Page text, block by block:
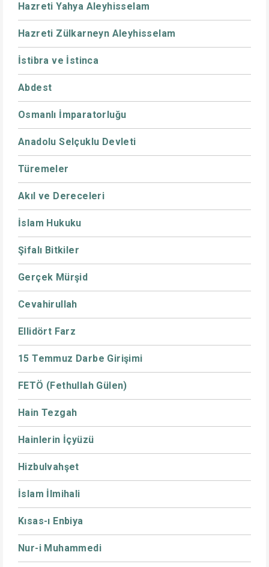
Hazreti Yahya Aleyhisselam
Hazreti Zülkarneyn Aleyhisselam
İstibra ve İstinca
Abdest
Osmanlı İmparatorluğu
Anadolu Selçuklu Devleti
Türemeler
Akıl ve Dereceleri
İslam Hukuku
Şifalı Bitkiler
Gerçek Mürşid
Cevahirullah
Ellidört Farz
15 Temmuz Darbe Girişimi
FETÖ (Fethullah Gülen)
Hain Tezgah
Hainlerin İçyüzü
Hizbulvahşet
İslam İlmihali
Kısas-ı Enbiya
Nur-i Muhammedi